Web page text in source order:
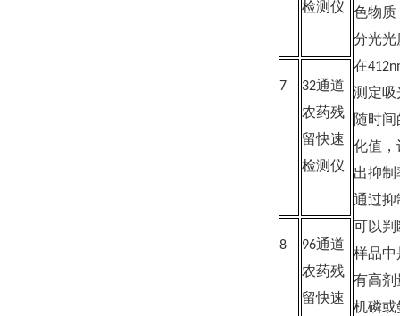
色物质
分光光
在
测定吸
随时间
化值，
出抑制
通过抑
可以判
样品中
有高剂
机磷或
检测仪
7
32通道
农药残
留快速
检测仪
8
96通道
农药残
留快速